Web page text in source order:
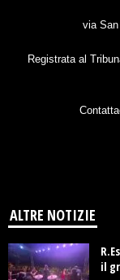
via
Registrata al
ALTRE NOTIZIE
il